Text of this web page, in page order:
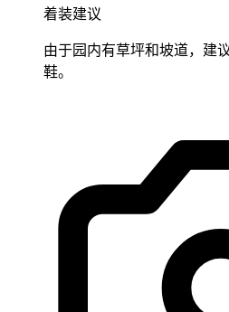
着装建议
由于园内有草坪和坡道，建
鞋。